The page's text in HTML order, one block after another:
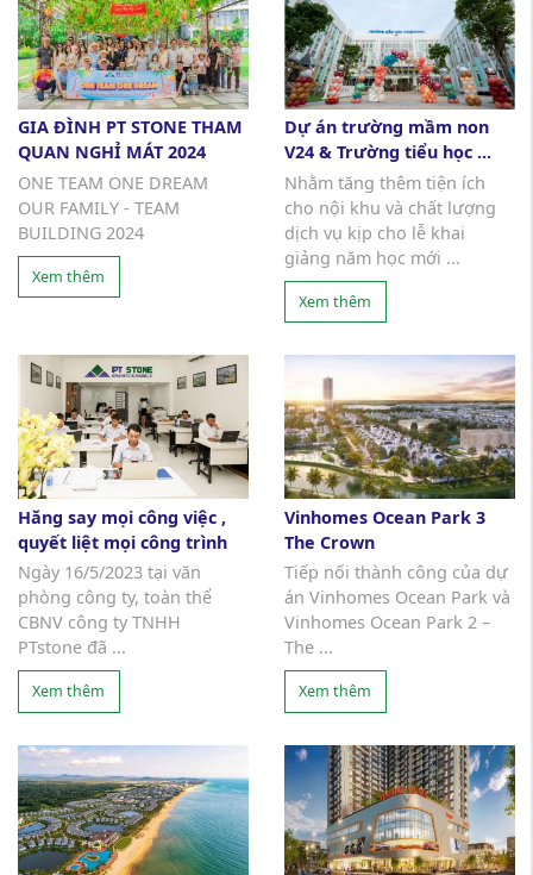
GIA ĐÌNH PT STONE THAM
QUAN NGHỈ MÁT 2024
ONE TEAM ONE DREAM
OUR FAMILY - TEAM
BUILDING 2024
Xem thêm
Dự án trường mầm non
V24 & Trường tiểu học ...
Nhằm tăng thêm tiện ích
cho nội khu và chất lượng
dịch vụ kịp cho lễ khai
giảng năm học mới ...
Xem thêm
Hăng say mọi công việc ,
quyết liệt mọi công trình
Ngày 16/5/2023 tại văn
phòng công ty, toàn thể
CBNV công ty TNHH
PTstone đã ...
Xem thêm
Vinhomes Ocean Park 3
The Crown
Tiếp nối thành công của dự
án Vinhomes Ocean Park và
Vinhomes Ocean Park 2 –
The ...
Xem thêm